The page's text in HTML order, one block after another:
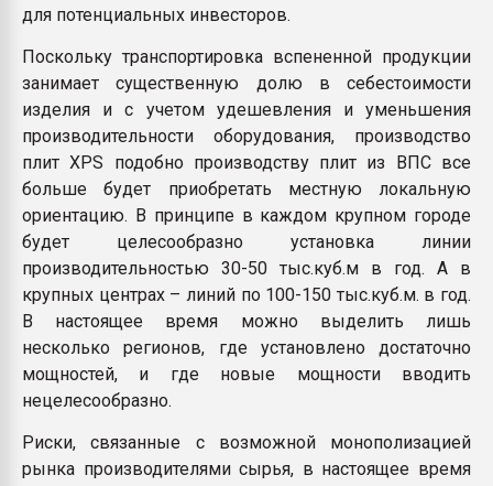
для потенциальных инвесторов.
Поскольку транспортировка вспененной продукции
занимает существенную долю в себестоимости
изделия и с учетом удешевления и уменьшения
производительности оборудования, производство
плит XPS подобно производству плит из ВПС все
больше будет приобретать местную локальную
ориентацию. В принципе в каждом крупном городе
будет целесообразно установка линии
производительностью 30-50 тыс.куб.м в год. А в
крупных центрах – линий по 100-150 тыс.куб.м. в год.
В настоящее время можно выделить лишь
несколько регионов, где установлено достаточно
мощностей, и где новые мощности вводить
нецелесообразно.
Риски, связанные с возможной монополизацией
рынка производителями сырья, в настоящее время